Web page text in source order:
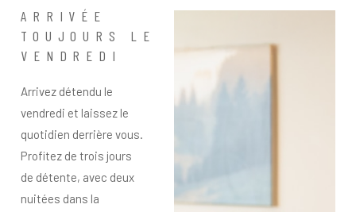
ARRIVÉE
TOUJOURS LE
VENDREDI
Arrivez détendu le
vendredi et laissez le
quotidien derrière vous.
Profitez de trois jours
de détente, avec deux
nuitées dans la